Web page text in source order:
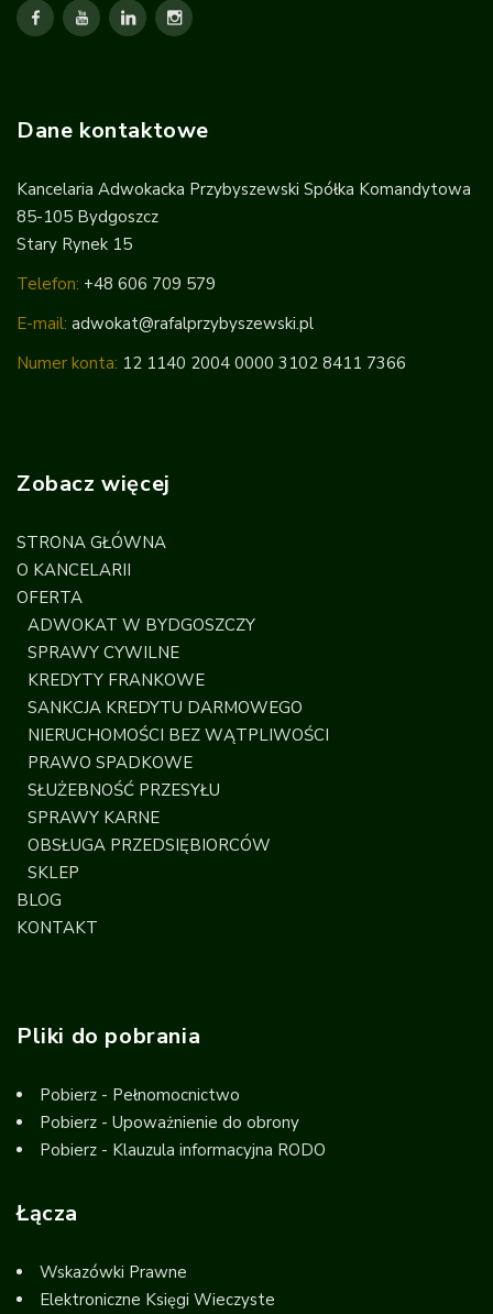
Dane kontaktowe
Kancelaria Adwokacka Przybyszewski Spółka Komandytowa
85-105 Bydgoszcz
Stary Rynek 15
Telefon: +48 606 709 579
E-mail: adwokat@rafalprzybyszewski.pl
Numer konta: 12 1140 2004 0000 3102 8411 7366
Zobacz więcej
STRONA GŁÓWNA
O KANCELARII
OFERTA
ADWOKAT W BYDGOSZCZY
SPRAWY CYWILNE
KREDYTY FRANKOWE
SANKCJA KREDYTU DARMOWEGO
NIERUCHOMOŚCI BEZ WĄTPLIWOŚCI
PRAWO SPADKOWE
SŁUŻEBNOŚĆ PRZESYŁU
SPRAWY KARNE
OBSŁUGA PRZEDSIĘBIORCÓW
SKLEP
BLOG
KONTAKT
Pliki do pobrania
Pobierz - Pełnomocnictwo
Pobierz - Upoważnienie do obrony
Pobierz - Klauzula informacyjna RODO
Łącza
Wskazówki Prawne
Elektroniczne Księgi Wieczyste